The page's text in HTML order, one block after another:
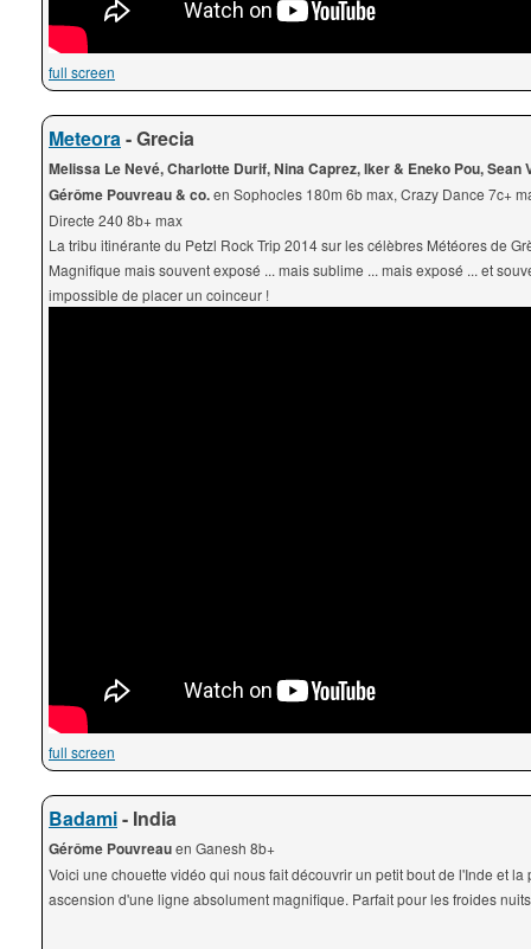
full screen
Meteora- Grecia
Melissa Le Nevé, Charlotte Durif, Nina Caprez, Iker & Eneko Pou, Sean
Gérôme Pouvreau & co.en Sophocles 180m 6b max, Crazy Dance 7c+
Directe 240 8b+ max
La tribu itinérante du Petzl Rock Trip 2014 sur les célèbres Météores de
Magnifique mais souvent exposé ... mais sublime ... mais exposé ... et
impossible de placer un coinceur !
full screen
Badami- India
Gérôme Pouvreauen Ganesh 8b+
Voici une chouette vidéo qui nous fait découvrir un petit bout de l'Inde et la
ascension d'une ligne absolument magnifique. Parfait pour les froides